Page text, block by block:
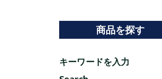
商品を探す
キーワードを入力
Search